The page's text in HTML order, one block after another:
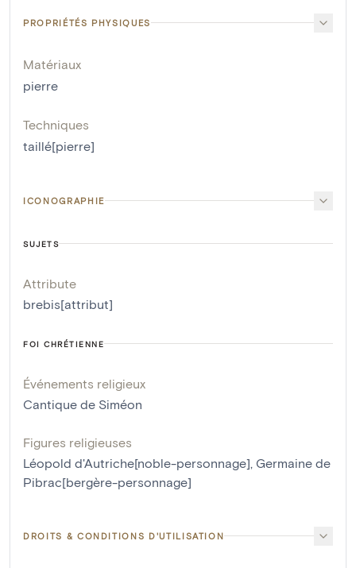
PROPRIÉTÉS PHYSIQUES
Matériaux
pierre
Techniques
taillé[pierre]
ICONOGRAPHIE
SUJETS
Attribute
brebis[attribut]
FOI CHRÉTIENNE
Événements religieux
Cantique de Siméon
Figures religieuses
Léopold d'Autriche[noble-personnage], Germaine de
Pibrac[bergère-personnage]
DROITS & CONDITIONS D'UTILISATION